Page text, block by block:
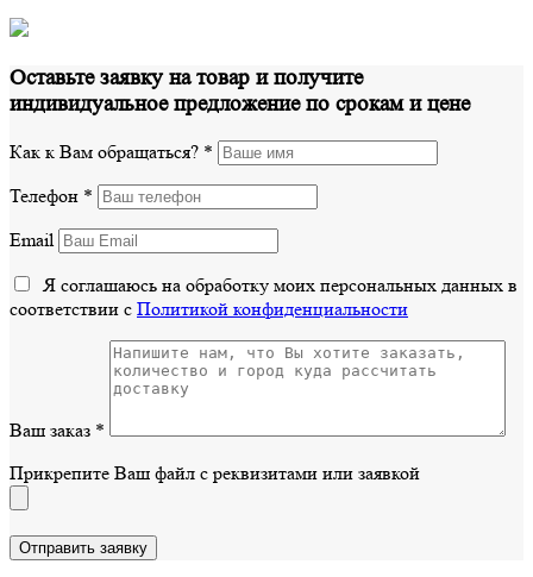
Оставьте заявку на товар и получите
индивидуальное предложение по срокам и цене
Как к Вам обращаться? *
Телефон *
Email
Я соглашаюсь на обработку моих персональных данных в
соответствии с Политикой конфиденциальности
Ваш заказ *
Прикрепите Ваш файл с реквизитами или заявкой